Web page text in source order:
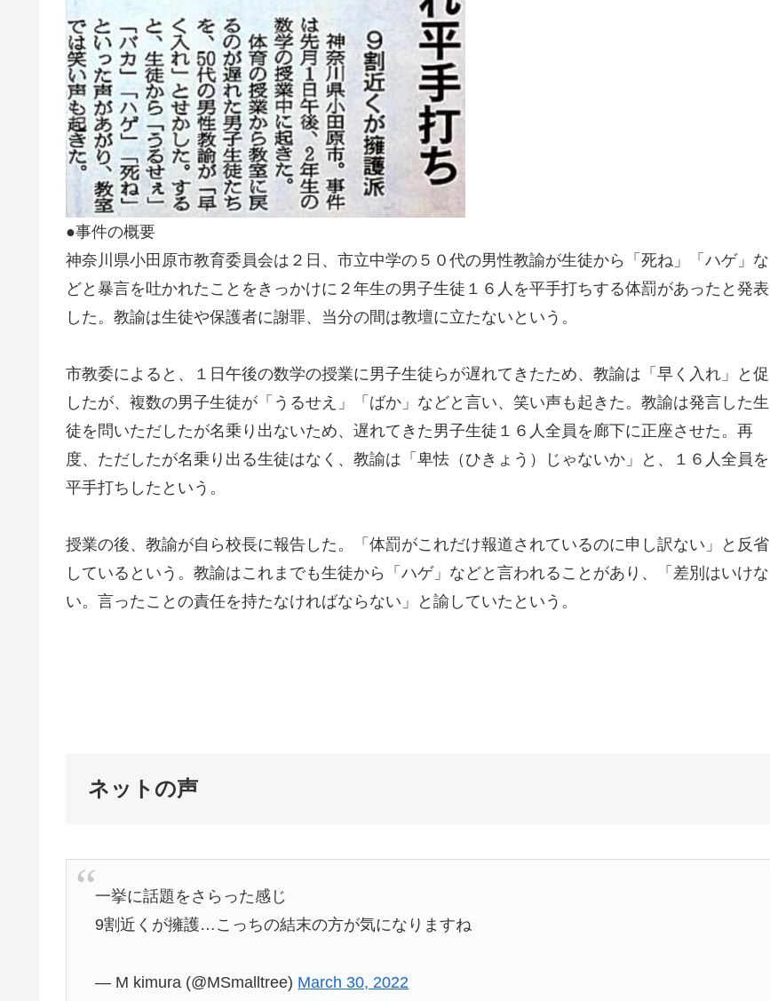
●事件の概要
神奈川県小田原市教育委員会は２日、市立中学の５０代の男性教諭が生徒から「死ね」「ハゲ」な
どと暴言を吐かれたことをきっかけに２年生の男子生徒１６人を平手打ちする体罰があったと発表
した。教諭は生徒や保護者に謝罪、当分の間は教壇に立たないという。
市教委によると、１日午後の数学の授業に男子生徒らが遅れてきたため、教諭は「早く入れ」と促
したが、複数の男子生徒が「うるせえ」「ばか」などと言い、笑い声も起きた。教諭は発言した生
徒を問いただしたが名乗り出ないため、遅れてきた男子生徒１６人全員を廊下に正座させた。再
度、ただしたが名乗り出る生徒はなく、教諭は「卑怯（ひきょう）じゃないか」と、１６人全員を
平手打ちしたという。
授業の後、教諭が自ら校長に報告した。「体罰がこれだけ報道されているのに申し訳ない」と反省
しているという。教諭はこれまでも生徒から「ハゲ」などと言われることがあり、「差別はいけな
い。言ったことの責任を持たなければならない」と諭していたという。
ネットの声
一挙に話題をさらった感じ
9割近くが擁護…こっちの結末の方が気になりますね
— M kimura (@MSmalltree) March 30, 2022